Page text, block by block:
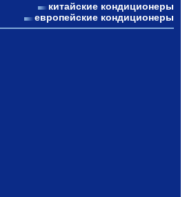
китайские кондиционеры
европейские кондиционеры